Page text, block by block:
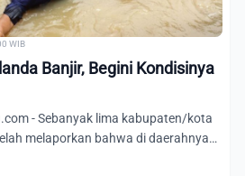
WIB
Banjir, Begini Kondisinya
- Sebanyak lima kabupaten/kota
melaporkan bahwa di daerahnya